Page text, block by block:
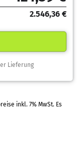
2.546,36 €
Lieferung
MwSt. Es